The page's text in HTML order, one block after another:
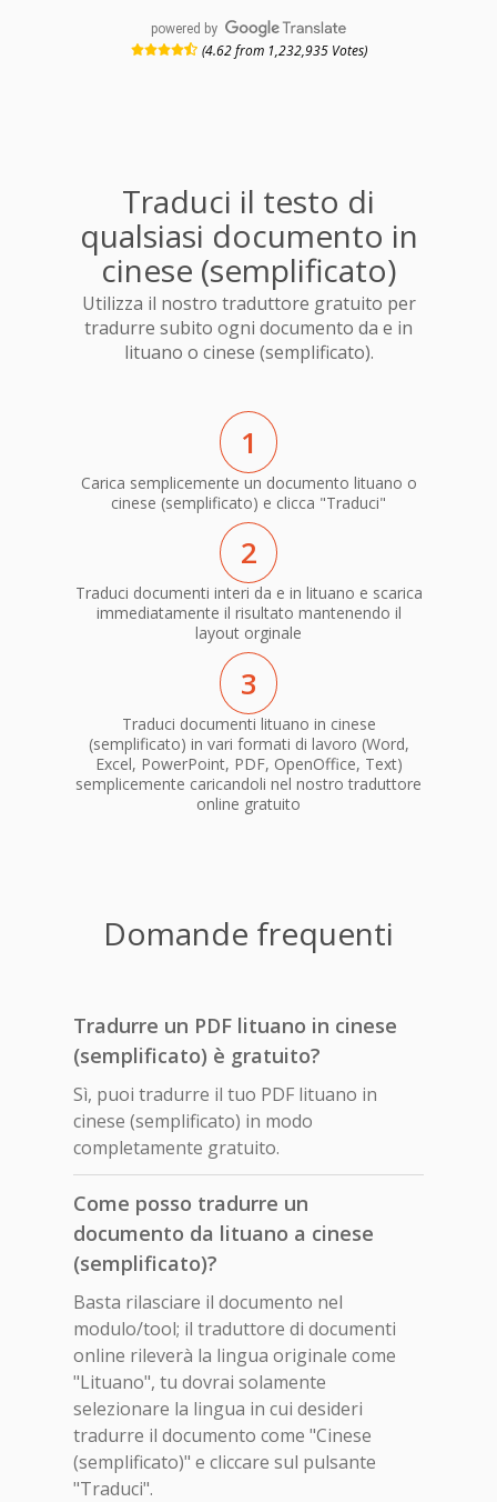
powered by
(4.62 from 1,232,935 Votes)
Traduci il testo di
qualsiasi documento in
cinese (semplificato)
Utilizza il nostro traduttore gratuito per
tradurre subito ogni documento da e in
lituano o cinese (semplificato).
1
Carica semplicemente un documento lituano o
cinese (semplificato) e clicca "Traduci"
2
Traduci documenti interi da e in lituano e scarica
immediatamente il risultato mantenendo il
layout orginale
3
Traduci documenti lituano in cinese
(semplificato) in vari formati di lavoro (Word,
Excel, PowerPoint, PDF, OpenOffice, Text)
semplicemente caricandoli nel nostro traduttore
online gratuito
Domande frequenti
Tradurre un PDF lituano in cinese
(semplificato) è gratuito?
Sì, puoi tradurre il tuo PDF lituano in
cinese (semplificato) in modo
completamente gratuito.
Come posso tradurre un
documento da lituano a cinese
(semplificato)?
Basta rilasciare il documento nel
modulo/tool; il traduttore di documenti
online rileverà la lingua originale come
"Lituano", tu dovrai solamente
selezionare la lingua in cui desideri
tradurre il documento come "Cinese
(semplificato)" e cliccare sul pulsante
"Traduci".